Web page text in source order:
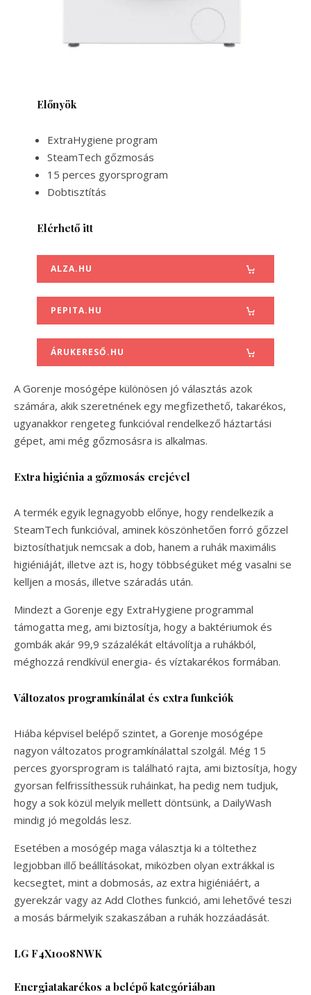
Előnyök
ExtraHygiene program
SteamTech gőzmosás
15 perces gyorsprogram
Dobtisztítás
Elérhető itt
ALZA.HU
PEPITA.HU
ÁRUKERESŐ.HU
A Gorenje mosógépe különösen jó választás azok
számára, akik szeretnének egy megfizethető, takarékos,
ugyanakkor rengeteg funkcióval rendelkező háztartási
gépet, ami még gőzmosásra is alkalmas.
Extra higiénia a gőzmosás erejével
A termék egyik legnagyobb előnye, hogy rendelkezik a
SteamTech funkcióval, aminek köszönhetően forró gőzzel
biztosíthatjuk nemcsak a dob, hanem a ruhák maximális
higiéniáját, illetve azt is, hogy többségüket még vasalni se
kelljen a mosás, illetve száradás után.
Mindezt a Gorenje egy ExtraHygiene programmal
támogatta meg, ami biztosítja, hogy a baktériumok és
gombák akár 99,9 százalékát eltávolítja a ruhákból,
méghozzá rendkívül energia- és víztakarékos formában.
Változatos programkínálat és extra funkciók
Hiába képvisel belépő szintet, a Gorenje mosógépe
nagyon változatos programkínálattal szolgál. Még 15
perces gyorsprogram is található rajta, ami biztosítja, hogy
gyorsan felfrissíthessük ruháinkat, ha pedig nem tudjuk,
hogy a sok közül melyik mellett döntsünk, a DailyWash
mindig jó megoldás lesz.
Esetében a mosógép maga választja ki a töltethez
legjobban illő beállításokat, miközben olyan extrákkal is
kecsegtet, mint a dobmosás, az extra higiéniáért, a
gyerekzár vagy az Add Clothes funkció, ami lehetővé teszi
a mosás bármelyik szakaszában a ruhák hozzáadását.
LG F4X1008NWK
Energiatakarékos a belépő kategóriában